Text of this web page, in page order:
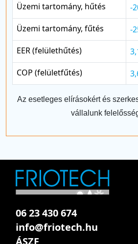
Üzemi tartomány, hűtés
-
Üzemi tartomány, fűtés
-
EER (felülethűtés)
COP (felületfűtés)
Az esetleges elírásokért és
vállalunk
06 23 430 674
info@friotech.hu
ÁSZF